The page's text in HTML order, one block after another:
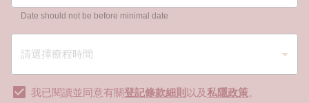
Date should not be before minimal date
我已閱讀並同意有關登記條款細則 以及私隱政策。